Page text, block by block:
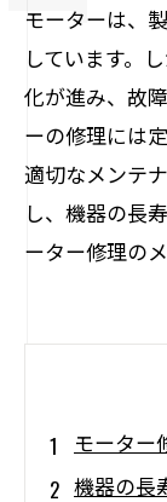
モーターは、
しています。
化が進み、故
ーの修理には
適切なメンテ
し、機器の長
ーター修理の
モーター
機器の長